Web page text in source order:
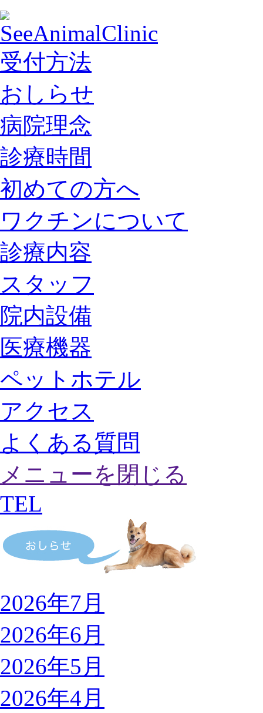
受付方法
おしらせ
病院理念
診療時間
初めての方へ
ワクチンについて
診療内容
スタッフ
院内設備
医療機器
ペットホテル
アクセス
よくある質問
メニューを閉じる
TEL
2026年7月
2026年6月
2026年5月
2026年4月